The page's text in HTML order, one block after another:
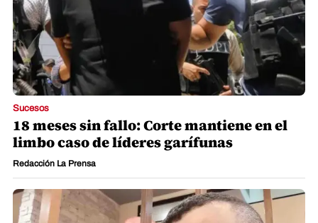
Sucesos
18 meses sin fallo: Corte mantiene en el
limbo caso de líderes garífunas
Redacción La Prensa